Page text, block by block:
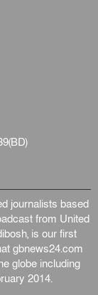
journalists based
from United
is our first
gbnews24.com
globe including
2014.